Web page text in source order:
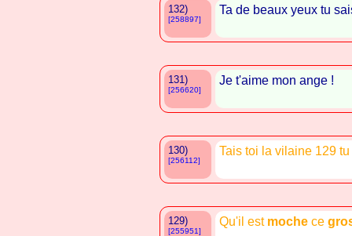
132)
[258897]
Ta de beaux yeux tu
131)
[256620]
Je t'aime mon ange !
130)
[256112]
Tais toi la vilaine 129
129)
[255951]
Qu'il est moche ce